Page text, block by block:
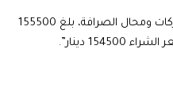
واضاف، أن “سعر بيع الدولار في شركات ومحال الصرافة، بلغ 155500